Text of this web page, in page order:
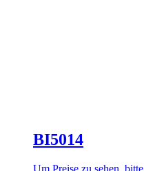
BI5014
Um Preise zu sehen, bitte